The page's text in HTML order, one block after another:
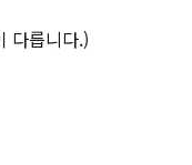
다릅니다.)